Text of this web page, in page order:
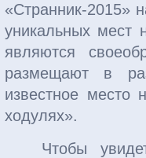
«Странник-2015»
уникальных мест
являются
размещают в
известное место
ходулях».
Чтобы